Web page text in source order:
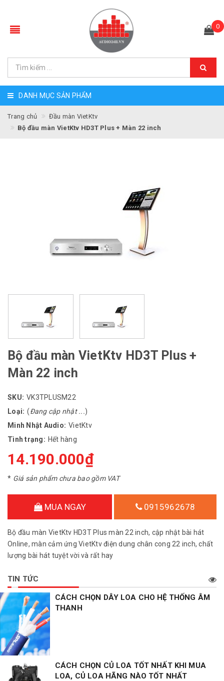
0
DANH MỤC SẢN PHẨM
Trang chủ
Đầu màn VietKtv
Bộ đầu màn VietKtv HD3T Plus + Màn 22 inch
Bộ đầu màn VietKtv HD3T Plus +
Màn 22 inch
SKU: VK3TPLUSM22
Loại: (Đang cập nhật ...)
Minh Nhật Audio: VietKtv
Tình trạng: Hết hàng
14.190.000₫
* Giá sản phẩm chưa bao gồm VAT
MUA NGAY 0915962678
Bộ đầu màn VietKtv HD3T Plus màn 22 inch, cập nhật bài hát
Online, màn cảm ứng VietKtv điện dung chân cong 22 inch, chất
lượng bài hát tuyệt vời và rất hay
TIN TỨC
CÁCH CHỌN DÂY LOA CHO HỆ THỐNG ÂM
THANH
CÁCH CHỌN CỦ LOA TỐT NHẤT KHI MUA
LOA, CỦ LOA HÃNG NÀO TỐT NHẤT